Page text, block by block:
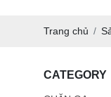
Trang chủ
CATEGORY